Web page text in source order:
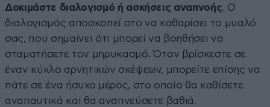
Δοκιμάστε διαλογισμό ή ασκήσεις αναπνοής. Ο
διαλογισμός αποσκοπεί στο να καθαρίσει το μυαλό
σας, που σημαίνει ότι μπορεί να βοηθήσει να
σταματήσετε τον μηρυκασμό. Όταν βρίσκεστε σε
έναν κύκλο αρνητικών σκέψεων, μπορείτε επίσης να
πάτε σε ένα ήσυχο μέρος, στο οποίο θα καθίσετε
αναπαυτικά και θα αναπνεύσετε βαθιά.